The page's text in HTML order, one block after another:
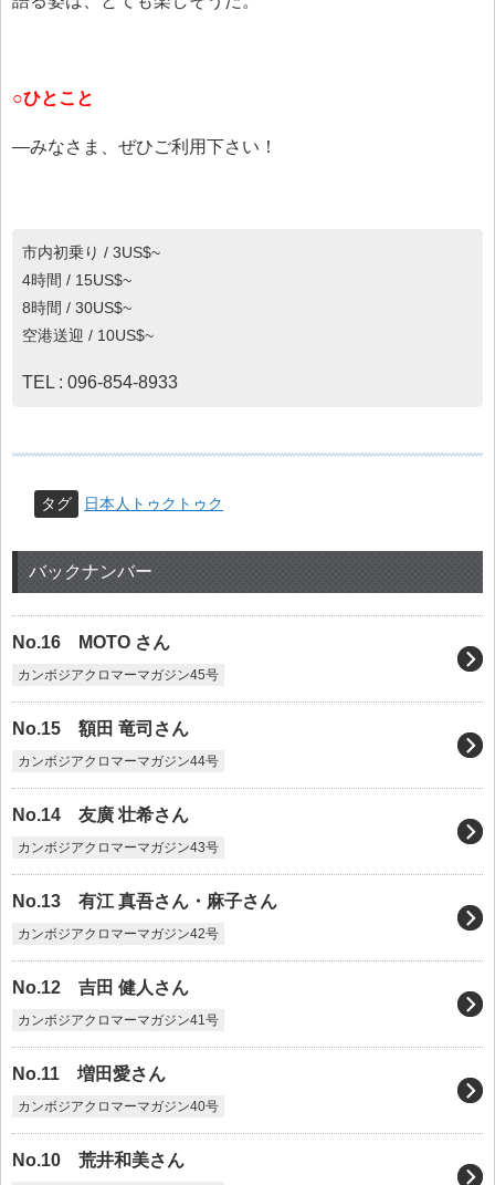
○ひとこと
―みなさま、ぜひご利用下さい！
市内初乗り / 3US$~
4時間 / 15US$~
8時間 / 30US$~
空港送迎 / 10US$~
TEL : 096-854-8933
タグ 日本人トゥクトゥク
バックナンバー
No.16 MOTO さん
カンボジアクロマーマガジン45号
No.15 額田 竜司さん
カンボジアクロマーマガジン44号
No.14 友廣 壮希さん
カンボジアクロマーマガジン43号
No.13 有江 真吾さん・麻子さん
カンボジアクロマーマガジン42号
No.12 吉田 健人さん
カンボジアクロマーマガジン41号
No.11 増田愛さん
カンボジアクロマーマガジン40号
No.10 荒井和美さん